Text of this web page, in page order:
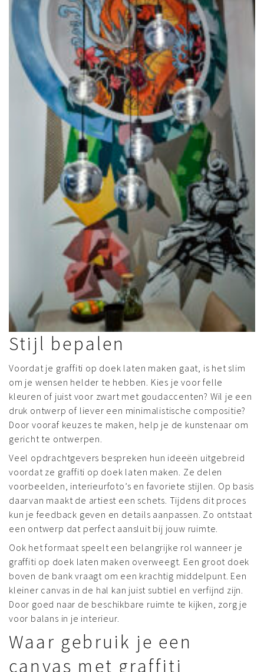
Stijl bepalen
Voordat je graffiti op doek laten maken gaat, is het slim
om je wensen helder te hebben. Kies je voor felle
kleuren of juist voor zwart met goudaccenten? Wil je een
druk ontwerp of liever een minimalistische compositie?
Door vooraf keuzes te maken, help je de kunstenaar om
gericht te ontwerpen.
Veel opdrachtgevers bespreken hun ideeën uitgebreid
voordat ze graffiti op doek laten maken. Ze delen
voorbeelden, interieurfoto’s en favoriete stijlen. Op basis
daarvan maakt de artiest een schets. Tijdens dit proces
kun je feedback geven en details aanpassen. Zo ontstaat
een ontwerp dat perfect aansluit bij jouw ruimte.
Ook het formaat speelt een belangrijke rol wanneer je
graffiti op doek laten maken overweegt. Een groot doek
boven de bank vraagt om een krachtig middelpunt. Een
kleiner canvas in de hal kan juist subtiel en verfijnd zijn.
Door goed naar de beschikbare ruimte te kijken, zorg je
voor balans in je interieur.
Waar gebruik je een
canvas met graffiti